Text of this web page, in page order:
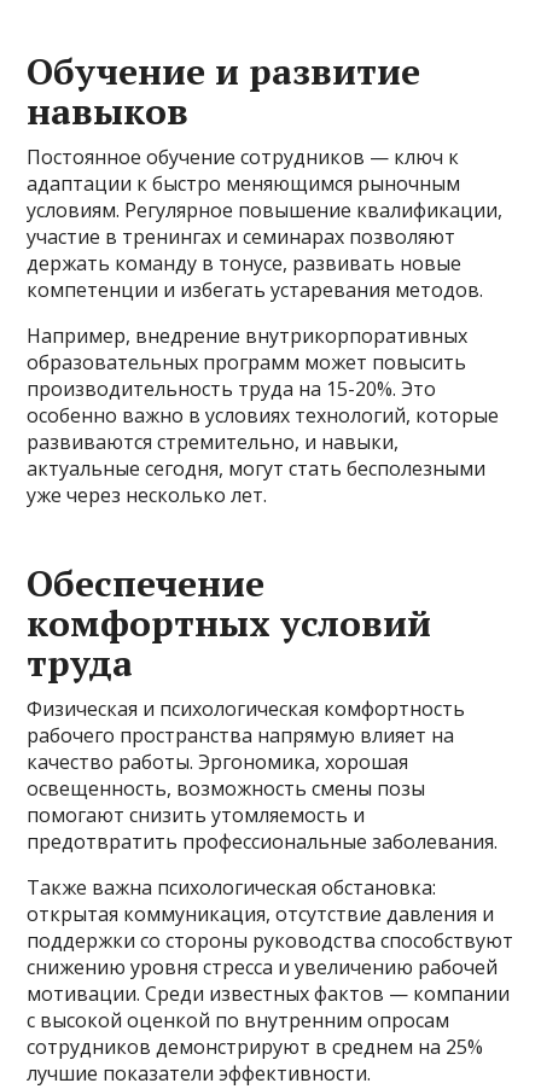
Обучение и развитие
навыков
Постоянное обучение сотрудников — ключ к
адаптации к быстро меняющимся рыночным
условиям. Регулярное повышение квалификации,
участие в тренингах и семинарах позволяют
держать команду в тонусе, развивать новые
компетенции и избегать устаревания методов.
Например, внедрение внутрикорпоративных
образовательных программ может повысить
производительность труда на 15-20%. Это
особенно важно в условиях технологий, которые
развиваются стремительно, и навыки,
актуальные сегодня, могут стать бесполезными
уже через несколько лет.
Обеспечение
комфортных условий
труда
Физическая и психологическая комфортность
рабочего пространства напрямую влияет на
качество работы. Эргономика, хорошая
освещенность, возможность смены позы
помогают снизить утомляемость и
предотвратить профессиональные заболевания.
Также важна психологическая обстановка:
открытая коммуникация, отсутствие давления и
поддержки со стороны руководства способствуют
снижению уровня стресса и увеличению рабочей
мотивации. Среди известных фактов — компании
с высокой оценкой по внутренним опросам
сотрудников демонстрируют в среднем на 25%
лучшие показатели эффективности.